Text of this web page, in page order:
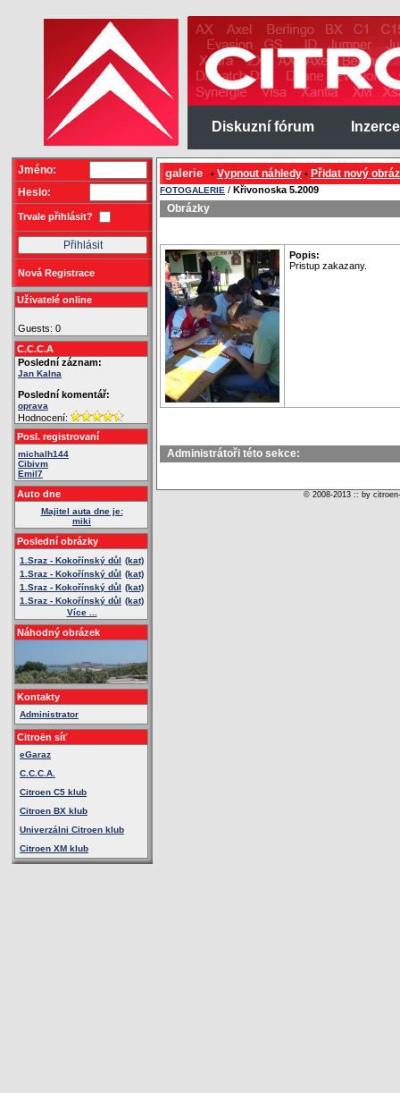
Diskuzní fórum Inzerce
Jméno:
Heslo:
Trvale přihlásit?
Nová Registrace
Uživatelé online
Guests: 0
C.C.C.A
Poslední záznam:
Jan Kalna
Poslední komentář:
oprava
Hodnocení:
Posl. registrovaní
michalh144
Cibivm
Emil7
Auto dne
Majitel auta dne je:
miki
Poslední obrázky
1.Sraz - Kokořínský důl (kat)
1.Sraz - Kokořínský důl (kat)
1.Sraz - Kokořínský důl (kat)
1.Sraz - Kokořínský důl (kat)
Více ...
Náhodný obrázek
Kontakty
Administrator
Citroën síť
eGaraz
C.C.C.A.
Citroen C5 klub
Citroen BX klub
Univerzálni Citroen klub
Citroen XM klub
galerie • Vypnout náhledy • Přidat nový
FOTOGALERIE / Křivonoska 5.2009
Obrázky
Popis:
Pristup zakazany.
Administrátoři této sekce:
© 2008-2013 :: by